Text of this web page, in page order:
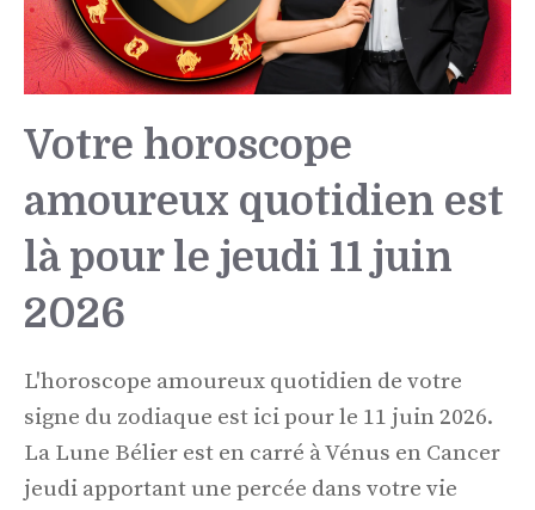
Votre horoscope
amoureux quotidien est
là pour le jeudi 11 juin
2026
L'horoscope amoureux quotidien de votre
signe du zodiaque est ici pour le 11 juin 2026.
La Lune Bélier est en carré à Vénus en Cancer
jeudi apportant une percée dans votre vie